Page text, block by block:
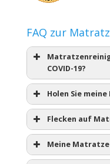
FAQ zur
COVID-19?
Holen Sie
Flecken auf
Meine